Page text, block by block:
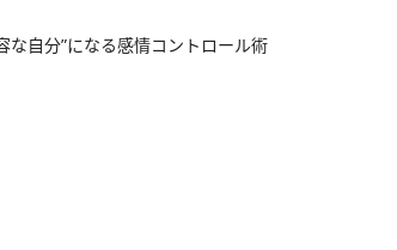
な自分”になる感情コントロール術